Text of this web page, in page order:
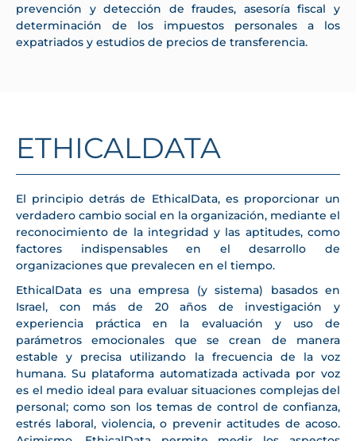
prevención y detección de fraudes, asesoría fiscal y
determinación de los impuestos personales a los
expatriados y estudios de precios de transferencia.
ETHICALDATA
El principio detrás de EthicalData, es proporcionar un
verdadero cambio social en la organización, mediante el
reconocimiento de la integridad y las aptitudes, como
factores indispensables en el desarrollo de
organizaciones que prevalecen en el tiempo.
EthicalData es una empresa (y sistema) basados en
Israel, con más de 20 años de investigación y
experiencia práctica en la evaluación y uso de
parámetros emocionales que se crean de manera
estable y precisa utilizando la frecuencia de la voz
humana. Su plataforma automatizada activada por voz
es el medio ideal para evaluar situaciones complejas del
personal; como son los temas de control de confianza,
estrés laboral, violencia, o prevenir actitudes de acoso.